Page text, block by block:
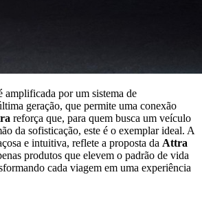
amplificada por um sistema de
geração, que permite uma conexão
reforça que, para quem busca um veículo
da sofisticação, este é o exemplar ideal. A
e intuitiva, reflete a proposta da Attra
produtos que elevem o padrão de vida
cada viagem em uma experiência